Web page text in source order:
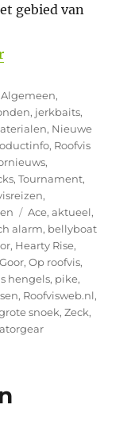
gebied van
“Koen van Goor
Categorieën
Algemeen,
, jerkbaits,
, Nieuwe
, Roofvis
,
,Tournament,
,
Tags
Ace,aktueel,
alarm, bellyboat
, Hearty Rise,
,Op roofvis,
hengels, pike,
, Roofvisweb.nl,
snoek,Zeck,